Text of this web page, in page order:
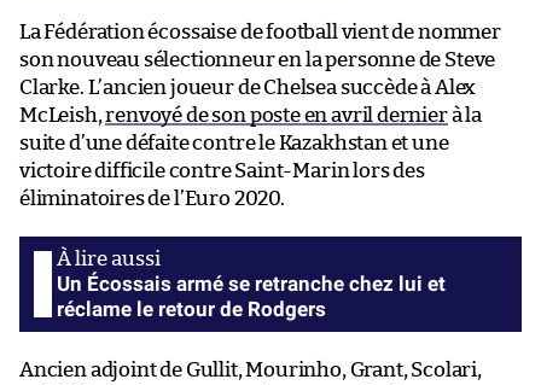
La Fédération écossaise de football vient de nommer
son nouveau sélectionneur en la personne de Steve
Clarke. L’ancien joueur de Chelsea succède à Alex
McLeish,renvoyé de son poste en avril dernierà la
suite d’une défaite contre le Kazakhstan et une
victoire difficile contre Saint-Marin lors des
éliminatoires de l’Euro 2020.
Un Écossais armé se retranche chez lui et
réclame le retour de Rodgers
Ancien adjoint de Gullit, Mourinho, Grant, Scolari,